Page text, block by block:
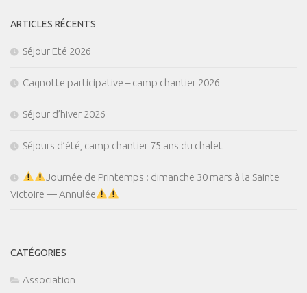
ARTICLES RÉCENTS
Séjour Eté 2026
Cagnotte participative – camp chantier 2026
Séjour d’hiver 2026
Séjours d’été, camp chantier 75 ans du chalet
Journée de Printemps : dimanche 30 mars à la Sainte
Victoire — Annulée
CATÉGORIES
Association